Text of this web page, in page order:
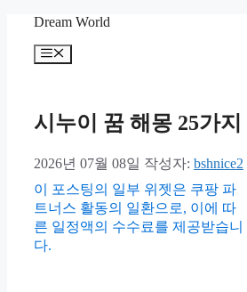
Dream World
메
시누이 꿈 해몽 25가지
2026년 07월 08일 작성자: bshnice2
이 포스팅의 일부 위젯은 쿠팡 파
트너스 활동의 일환으로, 이에 따
른 일정액의 수수료를 제공받습니
다.